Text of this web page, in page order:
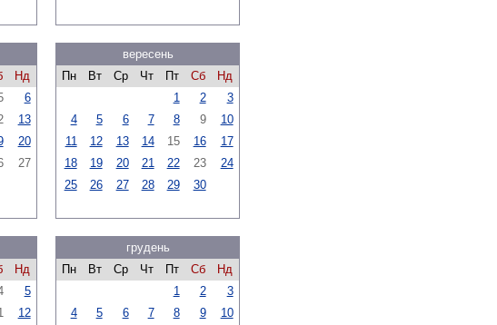
Нд
6
13
20
27
вересень
Пн
Вт Ср Чт Пт Сб
Нд
1
2
3
4
5 6 7 8 9
10
11
12 13 14 15 16
17
18
19 20 21 22 23
24
25
26 27 28 29 30
Нд
5
12
грудень
Пн
Вт Ср Чт Пт Сб
Нд
1
2
3
4
5 6 7 8 9
10